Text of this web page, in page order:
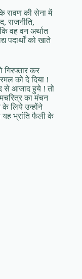
रावण की सेना में
राजनीति,
वह वन अर्थात
पदार्थों को खाते
गिरफ्तार कर
को दे दिया !
से आजाद हुये ! तो
का मंचन
लिये उन्होंने
यह भ्रांति फैली के